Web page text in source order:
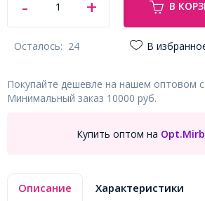
В
Осталось: 24 В
Покупайте дешевле на нашем оптовом
Минимальный заказ 10000 руб.
Купить оптом на
Описание Характеристики